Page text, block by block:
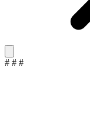
# # #